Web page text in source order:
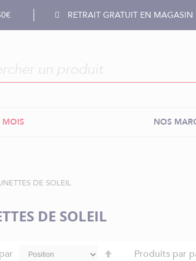
RETRAIT GRATUIT EN MAGASIN
MOIS NOS
DE SOLEIL
DE SOLEIL
Produits par